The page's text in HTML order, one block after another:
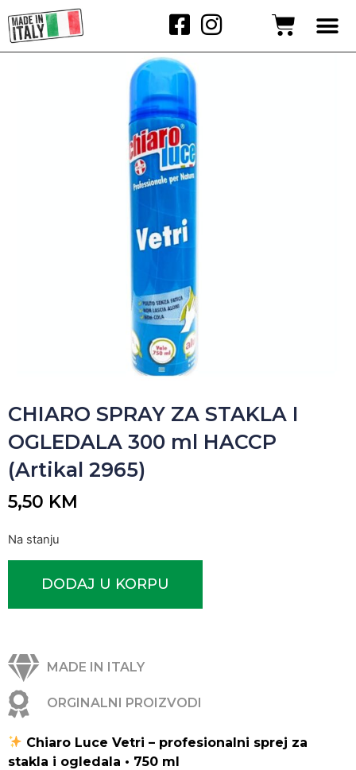
CHIARO SPRAY ZA STAKLA I
OGLEDALA 300 ml HACCP
(Artikal 2965)
5,50 KM
Na stanju
DODAJ U KORPU
MADE IN ITALY
ORGINALNI PROIZVODI
Chiaro Luce Vetri – profesionalni sprej za
stakla i ogledala • 750 ml